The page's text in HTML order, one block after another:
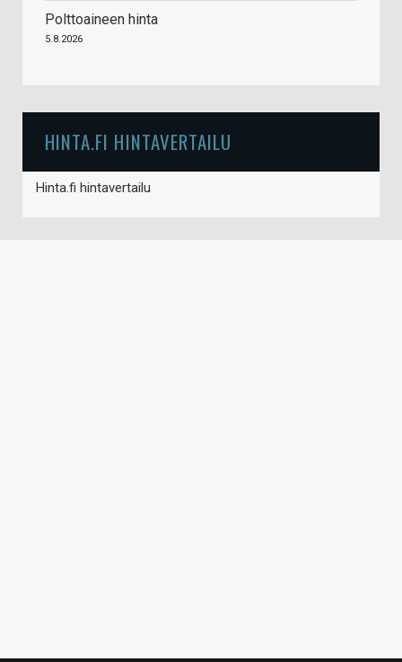
Polttoaineen hinta
5.8.2026
HINTA.FI HINTAVERTAILU
Hinta.fi hintavertailu